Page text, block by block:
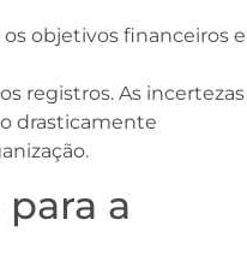
objetivos financeiros e
registros. As incertezas
drasticamente
a